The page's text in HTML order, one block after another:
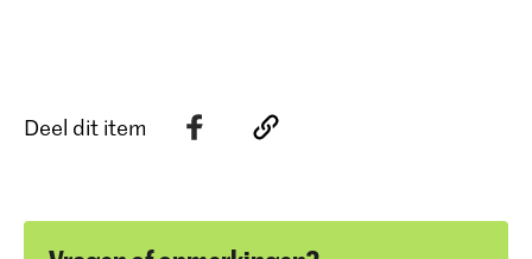
Deel dit item